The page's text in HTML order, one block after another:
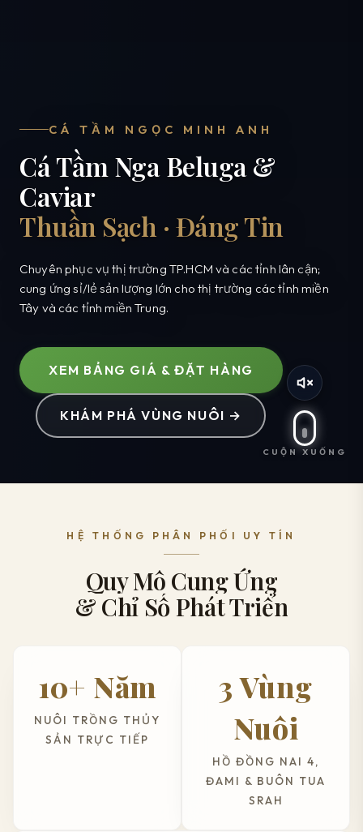
CÁ TẦM NGỌC MINH ANH
Cá Tầm Nga Beluga &
Caviar
Thuần Sạch · Đáng Tin
Chuyên phục vụ thị trường TP.HCM và các tỉnh lân cận;
cung ứng sỉ/lẻ sản lượng lớn cho thị trường các tỉnh miền
Tây và các tỉnh miền Trung.
XEM BẢNG GIÁ & ĐẶT HÀNG
KHÁM PHÁ VÙNG NUÔI →
HỆ THỐNG PHÂN PHỐI UY TÍN
Quy Mô Cung Ứng
& Chỉ Số Phát Triển
10+ Năm
NUÔI TRỒNG THỦY
SẢN TRỰC TIẾP
3 Vùng
Nuôi
HỒ ĐỒNG NAI 4,
ĐAMI & BUÔN TUA
SRAH